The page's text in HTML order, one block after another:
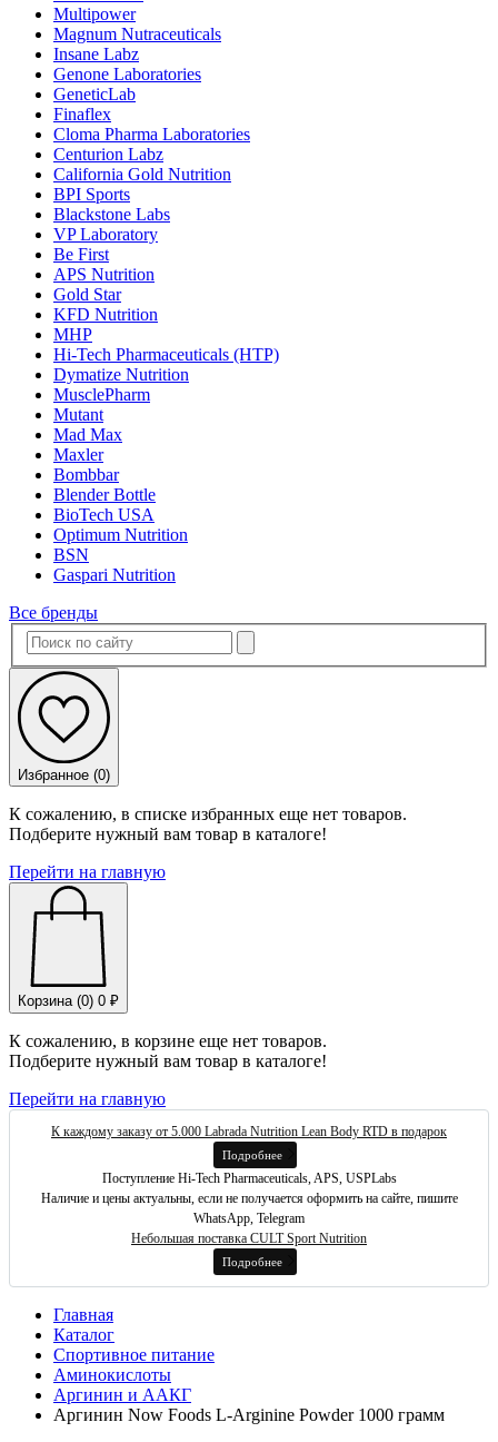
Multipower
Magnum Nutraceuticals
Insane Labz
Genone Laboratories
GeneticLab
Finaflex
Cloma Pharma Laboratories
Centurion Labz
California Gold Nutrition
BPI Sports
Blackstone Labs
VP Laboratory
Be First
APS Nutrition
Gold Star
KFD Nutrition
MHP
Hi-Tech Pharmaceuticals (HTP)
Dymatize Nutrition
MusclePharm
Mutant
Mad Max
Maxler
Bombbar
Blender Bottle
BioTech USA
Optimum Nutrition
BSN
Gaspari Nutrition
Все бренды
Избранное (0)
К сожалению, в списке избранных еще нет товаров.
Подберите нужный вам товар в каталоге!
Перейти на главную
Корзина (0) 0 ₽
К сожалению, в корзине еще нет товаров.
Подберите нужный вам товар в каталоге!
Перейти на главную
К каждому заказу от 5.000 Labrada Nutrition Lean Body RTD в подарок
Подробнее
Поступление Hi-Tech Pharmaceuticals, APS, USPLabs
Наличие и цены актуальны, если не получается оформить на сайте, пишите
WhatsApp, Telegram
Небольшая поставка CULT Sport Nutrition
Подробнее
Главная
Каталог
Спортивное питание
Аминокислоты
Аргинин и ААКГ
Аргинин Now Foods L-Arginine Powder 1000 грамм